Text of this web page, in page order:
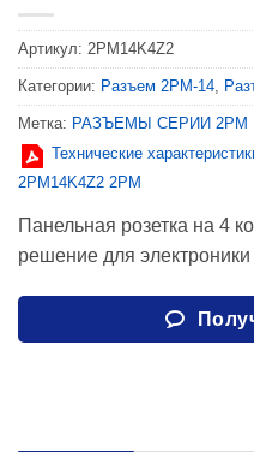
Артикул: 2PM14K4Z2
Категории: Разъем 2PM-14,
Метка: РАЗЪЕМЫ СЕРИИ 2PM
Технические
2PM14K4Z2 2PM
Панельная розетка на 4
решение для электроники